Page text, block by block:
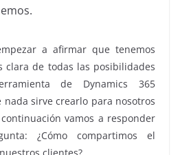
a afirmar que tenemos
clara de todas las posibilidades
de Dynamics 365
nada sirve crearlo para nosotros
vamos a responder
¿Cómo compartimos el